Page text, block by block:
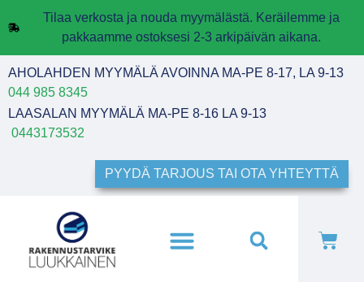
Tilaa verkosta ja nouda myymälästä. Keräilemme ja
pakkaamme ostoksesi 2-3 arkipäivän aikana.
AHOLAHDEN MYYMÄLÄ AVOINNA MA-PE 8-17, LA 9-13
044 985 8345
LAASALAN MYYMÄLÄ MA-PE 8-16 LA 9-13
0443173532
PYYDÄ TARJOUS TAI OTA YHTEYTTÄ